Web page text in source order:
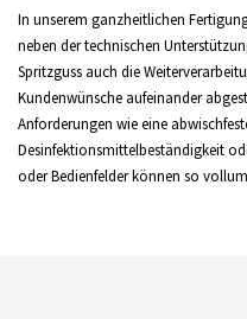
In unserem ganzheitlichen
neben der technischen
Spritzguss auch die
Kundenwünsche aufeinander
Anforderungen wie eine
Desinfektionsmittelbeständigkeit
oder Bedienfelder können so